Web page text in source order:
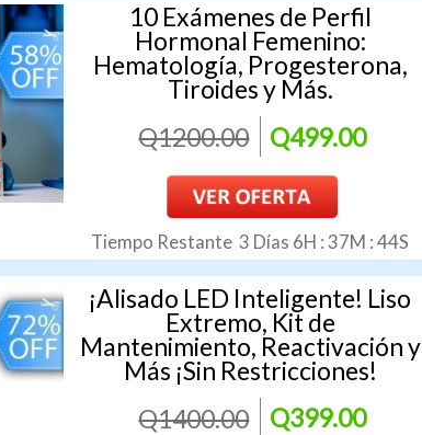
10 Exámenes de Perfil
Hormonal Femenino:
Hematología, Progesterona,
Tiroides y Más.
Q1200.00
Q499.00
Tiempo Restante 3 Días 6H :37M :43S
¡Alisado LED Inteligente! Liso
Extremo, Kit de
Mantenimiento, Reactivación y
Más ¡Sin Restricciones!
Q1400.00
Q399.00